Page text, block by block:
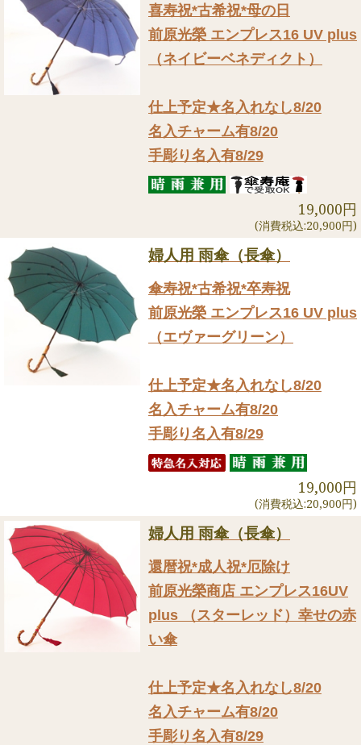
喜寿祝*古希祝*母の日
前原光榮 エンプレス16 UV plus
（ネイビーベネディクト）
仕上予定★名入れなし8/20
名入チャーム有8/20
手彫り名入有8/29
19,000円
(消費税込:20,900円)
婦人用 雨傘（長傘）
傘寿祝*古希祝*卒寿祝
前原光榮 エンプレス16 UV plus
（エヴァーグリーン）
仕上予定★名入れなし8/20
名入チャーム有8/20
手彫り名入有8/29
19,000円
(消費税込:20,900円)
婦人用 雨傘（長傘）
還暦祝*成人祝*厄除け
前原光榮商店 エンプレス16UV
plus （スターレッド）幸せの赤
い傘
仕上予定★名入れなし8/20
名入チャーム有8/20
手彫り名入有8/29